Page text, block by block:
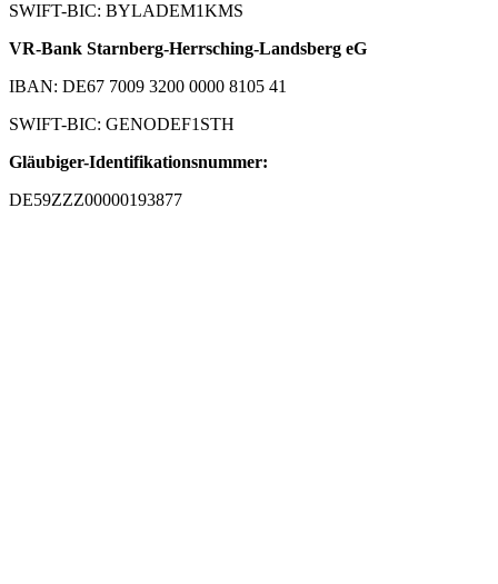
SWIFT-BIC: BYLADEM1KMS
VR-Bank Starnberg-Herrsching-Landsberg eG
IBAN: DE67 7009 3200 0000 8105 41
SWIFT-BIC: GENODEF1STH
Gläubiger-Identifikationsnummer:
DE59ZZZ00000193877